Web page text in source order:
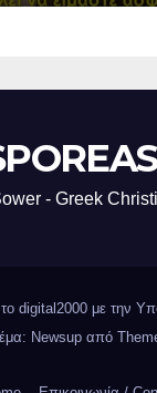
- Greek
digital2000 με την
Newsup από